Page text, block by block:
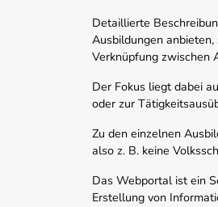
Detaillierte
Ausbildungen
Verknüpfung zwischen
Der Fokus liegt dabei
oder zur
Zu den einzelnen
also z. B. keine
Das Webportal ist ein
Erstellung von